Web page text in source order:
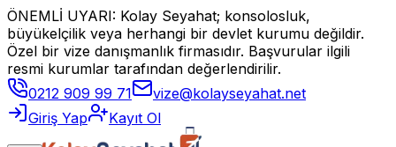
ÖNEMLİ UYARI: Kolay Seyahat; konsolosluk,
büyükelçilik veya herhangi bir devlet kurumu değildir.
Özel bir vize danışmanlık firmasıdır. Başvurular ilgili
resmi kurumlar tarafından değerlendirilir.
0212 909 99 71
vize@kolayseyahat.net
Giriş Yap
Kayıt Ol